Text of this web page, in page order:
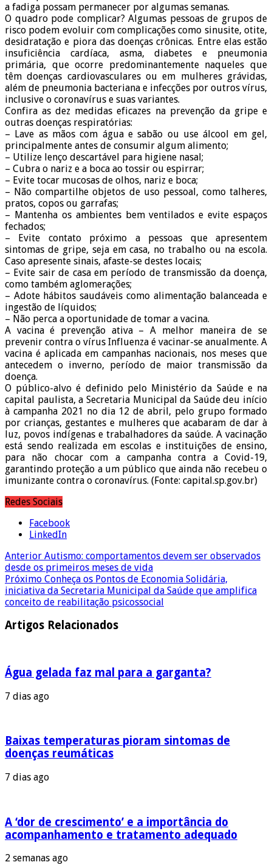
a fadiga possam permanecer por algumas semanas.
O quadro pode complicar? Algumas pessoas de grupos de
risco podem evoluir com complicações como sinusite, otite,
desidratação e piora das doenças crônicas. Entre elas estão
insuficiência cardíaca, asma, diabetes e pneumonia
primária, que ocorre predominantemente naqueles que
têm doenças cardiovasculares ou em mulheres grávidas,
além de pneumonia bacteriana e infecções por outros vírus,
inclusive o coronavírus e suas variantes.
Confira as dez medidas eficazes na prevenção da gripe e
outras doenças respiratórias:
– Lave as mãos com água e sabão ou use álcool em gel,
principalmente antes de consumir algum alimento;
– Utilize lenço descartável para higiene nasal;
– Cubra o nariz e a boca ao tossir ou espirrar;
– Evite tocar mucosas de olhos, nariz e boca;
– Não compartilhe objetos de uso pessoal, como talheres,
pratos, copos ou garrafas;
– Mantenha os ambientes bem ventilados e evite espaços
fechados;
– Evite contato próximo a pessoas que apresentem
sintomas de gripe, seja em casa, no trabalho ou na escola.
Caso apresente sinais, afaste-se destes locais;
– Evite sair de casa em período de transmissão da doença,
como também aglomerações;
– Adote hábitos saudáveis como alimentação balanceada e
ingestão de líquidos;
– Não perca a oportunidade de tomar a vacina.
A vacina é prevenção ativa – A melhor maneira de se
prevenir contra o vírus Influenza é vacinar-se anualmente. A
vacina é aplicada em campanhas nacionais, nos meses que
antecedem o inverno, período de maior transmissão da
doença.
O público-alvo é definido pelo Ministério da Saúde e na
capital paulista, a Secretaria Municipal da Saúde deu início
à campanha 2021 no dia 12 de abril, pelo grupo formado
por crianças, gestantes e mulheres que acabaram de dar à
luz, povos indígenas e trabalhadores da saúde. A vacinação
está sendo realizada em escolas e instituições de ensino,
para não chocar com a campanha contra a Covid-19,
garantindo proteção a um público que ainda não recebeu o
imunizante contra o coronavírus. (Fonte: capital.sp.gov.br)
Redes Sociais
Facebook
LinkedIn
Anterior Autismo: comportamentos devem ser observados
desde os primeiros meses de vida
Próximo Conheça os Pontos de Economia Solidária,
iniciativa da Secretaria Municipal da Saúde que amplifica
conceito de reabilitação psicossocial
Artigos Relacionados
Água gelada faz mal para a garganta?
7 dias ago
Baixas temperaturas pioram sintomas de
doenças reumáticas
7 dias ago
A ‘dor de crescimento’ e a importância do
acompanhamento e tratamento adequado
2 semanas ago